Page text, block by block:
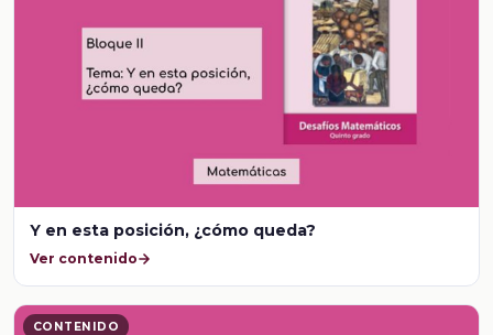
Y en esta posición, ¿cómo queda?
Ver contenido
CONTENIDO